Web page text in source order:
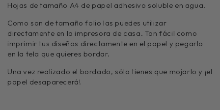
Hojas de tamaño A4 de papel adhesivo soluble en agua.
Como son de tamaño folio las puedes utilizar
directamente en la impresora de casa. Tan fácil como
imprimir tus diseños directamente en el papel y pegarlo
en la tela que quieres bordar.
Una vez realizado el bordado, sólo tienes que mojarlo y ¡el
papel desaparecerá!